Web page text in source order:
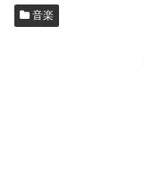
音楽